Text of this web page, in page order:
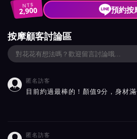
NT$
2,900 預約按
按摩顧客討論區
 匿名訪客
目前約過最棒的！顏值9分，身材
匿名訪客